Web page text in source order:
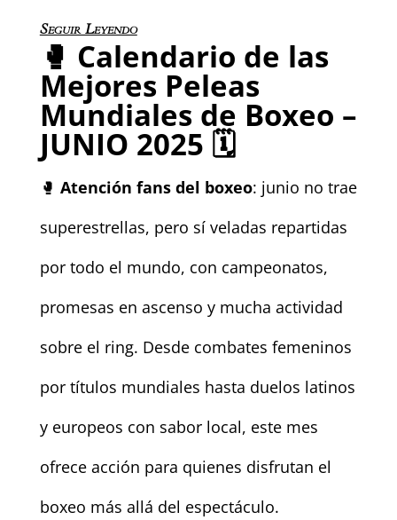
Seguir Leyendo
🥊 Calendario de las
Mejores Peleas
Mundiales de Boxeo –
JUNIO 2025 🗓️
🥊 Atención fans del boxeo: junio no trae
superestrellas, pero sí veladas repartidas
por todo el mundo, con campeonatos,
promesas en ascenso y mucha actividad
sobre el ring. Desde combates femeninos
por títulos mundiales hasta duelos latinos
y europeos con sabor local, este mes
ofrece acción para quienes disfrutan el
boxeo más allá del espectáculo.